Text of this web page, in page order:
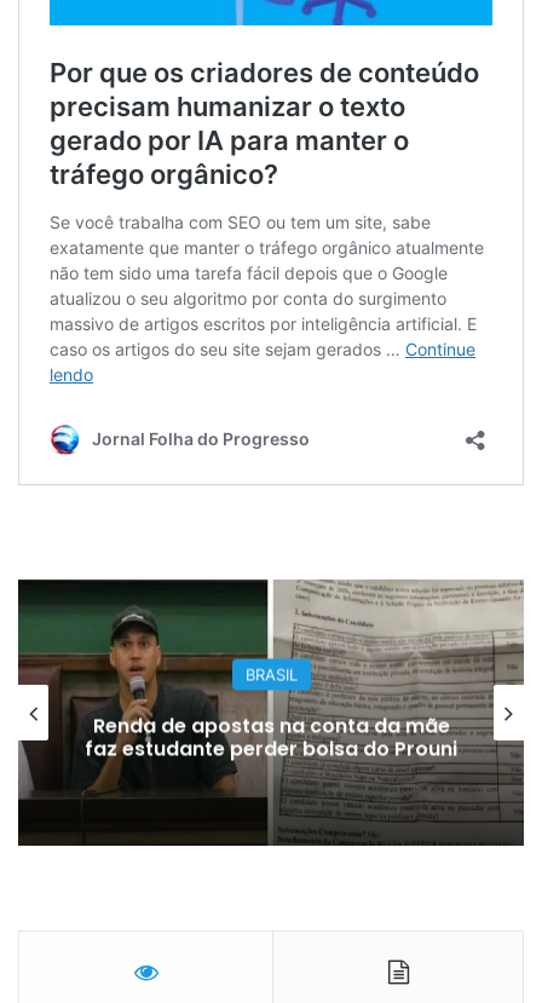
BRASIL
Falha hidráulica faz A330 da Azul sair
da pista